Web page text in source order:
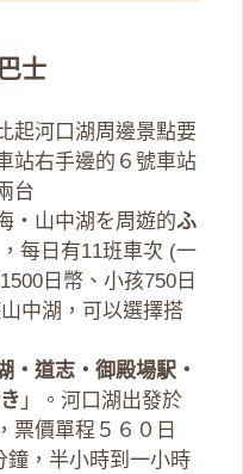
士
起河口湖周邊景點要
站右手邊的６號車站
台
・山中湖を周遊的ふ
每日有11班車次 (一
日幣、小孩750日
中湖，可以選擇搭
・道志・御殿場駅・
」。河口湖出發於
票價單程５６０日
，半小時到一小時